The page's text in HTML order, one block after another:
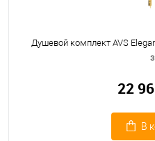
Душевой комплект AVS
22
В